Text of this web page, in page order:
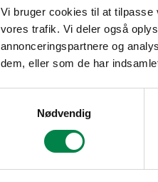
Vi bruger cookies til at tilpasse
vores trafik. Vi deler også
annonceringspartnere og
dem, eller som de har
Nødvendig